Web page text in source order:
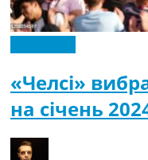
«Челсі»
на січень